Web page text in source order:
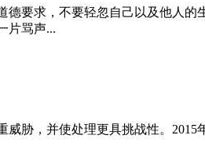
要求，不要轻忽自己以及他人
片骂声...
胁，并使处理更具挑战性。